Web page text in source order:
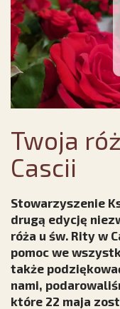
Twoja
Cascii
Stowarzyszenie
drugą edycję
róża u św. Rity w
pomoc we
także
nami,
które 22 maja